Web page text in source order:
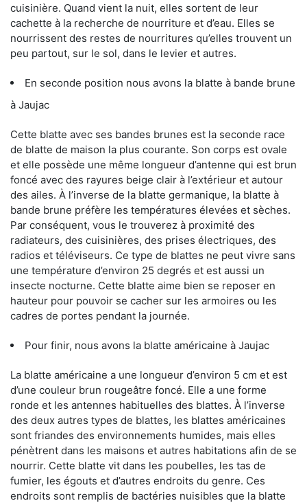
cuisinière. Quand vient la nuit, elles sortent de leur
cachette à la recherche de nourriture et d’eau. Elles se
nourrissent des restes de nourritures qu’elles trouvent un
peu partout, sur le sol, dans le levier et autres.
En seconde position nous avons la blatte à bande brune
à Jaujac
Cette blatte avec ses bandes brunes est la seconde race
de blatte de maison la plus courante. Son corps est ovale
et elle possède une même longueur d’antenne qui est brun
foncé avec des rayures beige clair à l’extérieur et autour
des ailes. À l’inverse de la blatte germanique, la blatte à
bande brune préfère les températures élevées et sèches.
Par conséquent, vous le trouverez à proximité des
radiateurs, des cuisinières, des prises électriques, des
radios et téléviseurs. Ce type de blattes ne peut vivre sans
une température d’environ 25 degrés et est aussi un
insecte nocturne. Cette blatte aime bien se reposer en
hauteur pour pouvoir se cacher sur les armoires ou les
cadres de portes pendant la journée.
Pour finir, nous avons la blatte américaine à Jaujac
La blatte américaine a une longueur d’environ 5 cm et est
d’une couleur brun rougeâtre foncé. Elle a une forme
ronde et les antennes habituelles des blattes. À l’inverse
des deux autres types de blattes, les blattes américaines
sont friandes des environnements humides, mais elles
pénètrent dans les maisons et autres habitations afin de se
nourrir. Cette blatte vit dans les poubelles, les tas de
fumier, les égouts et d’autres endroits du genre. Ces
endroits sont remplis de bactéries nuisibles que la blatte